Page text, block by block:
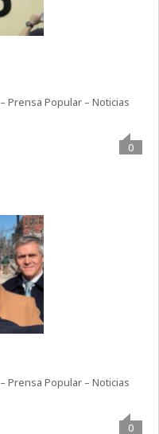
Prensa Popular – Noticias
0
Prensa Popular – Noticias
0